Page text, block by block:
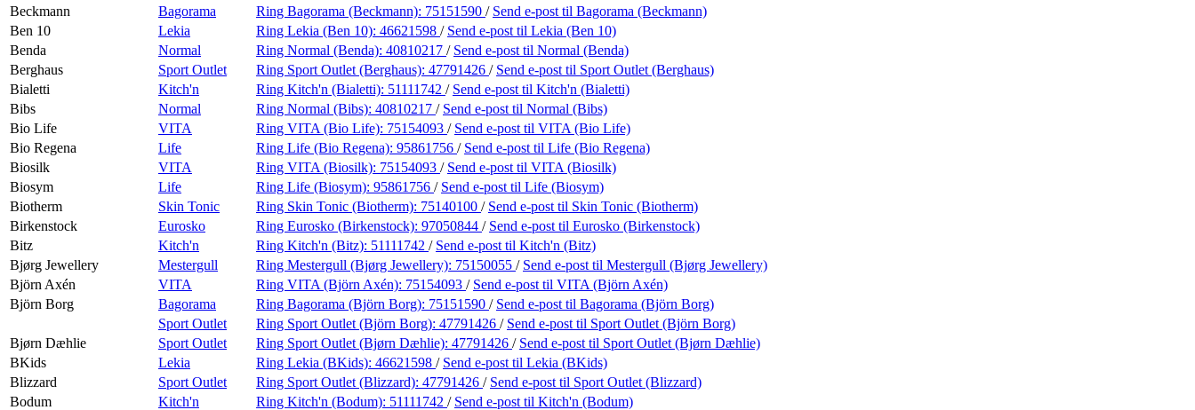
Beckmann
Bagorama Ring Bagorama (Beckmann): 75151590 / Send e-post til Bagorama (Beckmann)
Ben 10
Lekia Ring Lekia (Ben 10): 46621598 / Send e-post til Lekia (Ben 10)
Benda
Normal Ring Normal (Benda): 40810217 / Send e-post til Normal (Benda)
Berghaus
Sport Outlet Ring Sport Outlet (Berghaus): 47791426 / Send e-post til Sport Outlet (Berghaus)
Bialetti
Kitch'n Ring Kitch'n (Bialetti): 51111742 / Send e-post til Kitch'n (Bialetti)
Bibs
Normal Ring Normal (Bibs): 40810217 / Send e-post til Normal (Bibs)
Bio Life
VITA Ring VITA (Bio Life): 75154093 / Send e-post til VITA (Bio Life)
Bio Regena
Life Ring Life (Bio Regena): 95861756 / Send e-post til Life (Bio Regena)
Biosilk
VITA Ring VITA (Biosilk): 75154093 / Send e-post til VITA (Biosilk)
Biosym
Life Ring Life (Biosym): 95861756 / Send e-post til Life (Biosym)
Biotherm
Skin Tonic Ring Skin Tonic (Biotherm): 75140100 / Send e-post til Skin Tonic (Biotherm)
Birkenstock
Eurosko Ring Eurosko (Birkenstock): 97050844 / Send e-post til Eurosko (Birkenstock)
Bitz
Kitch'n Ring Kitch'n (Bitz): 51111742 / Send e-post til Kitch'n (Bitz)
Bjørg Jewellery
Mestergull Ring Mestergull (Bjørg Jewellery): 75150055 / Send e-post til Mestergull (Bjørg Jewellery)
Björn Axén
VITA Ring VITA (Björn Axén): 75154093 / Send e-post til VITA (Björn Axén)
Björn Borg
Bagorama Ring Bagorama (Björn Borg): 75151590 / Send e-post til Bagorama (Björn Borg)
Sport Outlet
Ring Sport Outlet (Björn Borg): 47791426 / Send e-post til Sport Outlet (Björn Borg)
Bjørn Dæhlie
Sport Outlet Ring Sport Outlet (Bjørn Dæhlie): 47791426 / Send e-post til Sport Outlet (Bjørn Dæhlie)
BKids
Lekia Ring Lekia (BKids): 46621598 / Send e-post til Lekia (BKids)
Blizzard
Sport Outlet Ring Sport Outlet (Blizzard): 47791426 / Send e-post til Sport Outlet (Blizzard)
Bodum
Kitch'n Ring Kitch'n (Bodum): 51111742 / Send e-post til Kitch'n (Bodum)